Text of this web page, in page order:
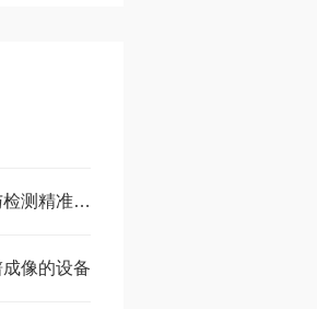
荧光相机助力科研与检测精准突破
像的设备